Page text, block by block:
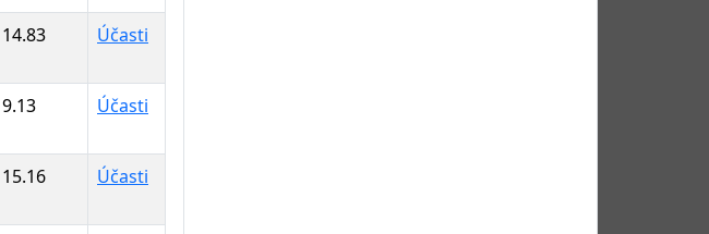
14.83 Účasti
9.13 Účasti
15.16 Účasti